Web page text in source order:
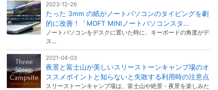
2023-12-26
たった 3mm の紙がノートパソコンのタイピングを劇
的に改善！「MOFT MINIノートパソコンスタ…
ノートパソコンをデスクに置いた時に、キーボードの角度がデ
ス…
2021-04-03
夜景と富士山が美しいスリーストーンキャンプ場のオ
ススメポイントと知らないと失敗する利用時の注意点
スリーストーンキャンプ場は、富士山や絶景・夜景を楽しみた